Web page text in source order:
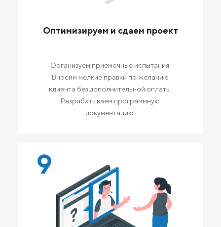
Оптимизируем и сдаем проект
Организуем приемочные испытания.
Вносим мелкие правки по желанию
клиента без дополнительной оплаты.
Разрабатываем программную
документацию.
9